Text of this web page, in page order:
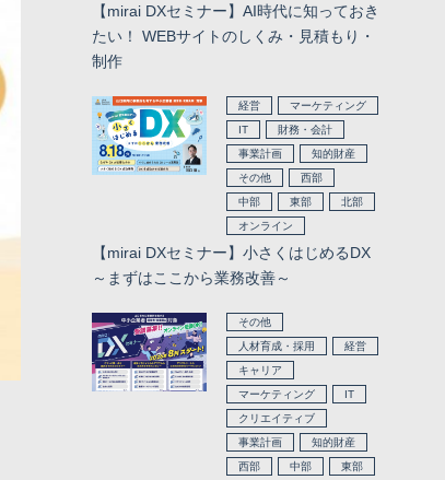
【mirai DXセミナー】AI時代に知っておき
たい！ WEBサイトのしくみ・見積もり・
制作
経営
マーケティング
IT
財務・会計
事業計画
知的財産
その他
西部
中部
東部
北部
オンライン
【mirai DXセミナー】小さくはじめるDX
～まずはここから業務改善～
その他
人材育成・採用
経営
キャリア
マーケティング
IT
クリエイティブ
事業計画
知的財産
西部
中部
東部